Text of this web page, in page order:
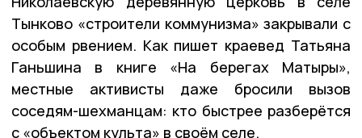
Тынково «строители коммунизма» закрывали с
особым рвением. Как пишет краевед Татьяна
Ганьшина в книге «На берегах Матыры»,
местные активисты даже бросили вызов
соседям-шехманцам: кто быстрее разберётся
с «объектом культа» в своём селе.